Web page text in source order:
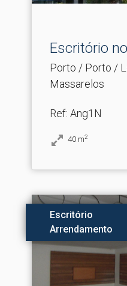
Escritório
Porto / Porto /
Massarelos
Ref: Ang1N
40 m2
Escritório
Arrendamento